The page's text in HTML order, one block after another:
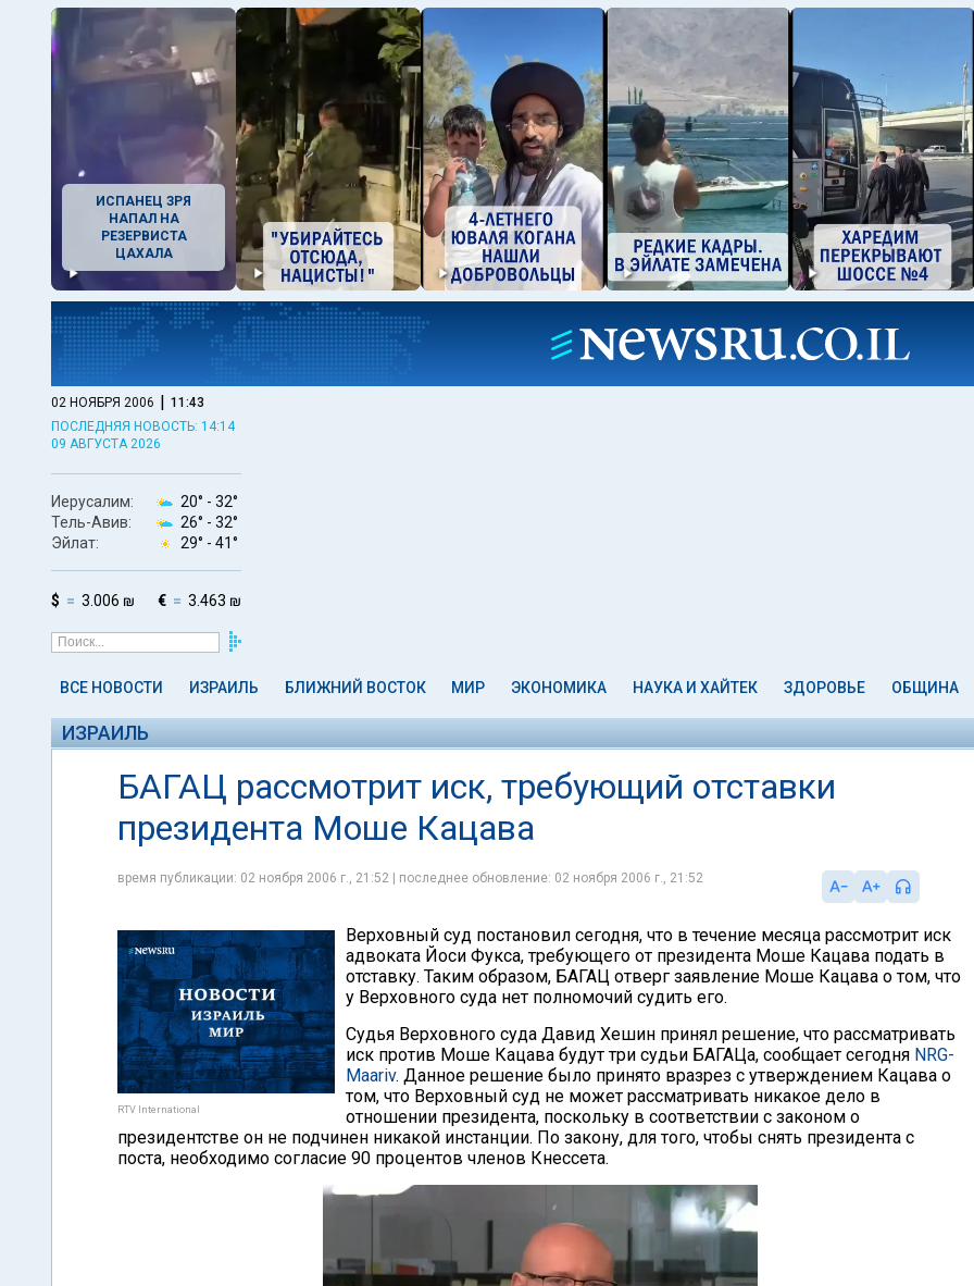
ИСПАНЕЦ ЗРЯ
НАПАЛ НА
РЕЗЕРВИСТА
ЦАХАЛА
02 НОЯБРЯ 2006 | 11:43
ПОСЛЕДНЯЯ НОВОСТЬ: 14:14
09 АВГУСТА 2026
Иерусалим: 20° - 32°
Тель-Авив:
26° - 32°
Эйлат:
29° - 41°
$ 3.006 ₪ € 3.463 ₪
ВСЕ НОВОСТИ ИЗРАИЛЬ БЛИЖНИЙ ВОСТОК МИР ЭКОНОМИКА НАУКА И ХАЙТЕК ЗДОРОВЬЕ ОБЩИНА
ИЗРАИЛЬ
БАГАЦ рассмотрит иск, требующий отставки
президента Моше Кацава
время публикации: 02 ноября 2006 г., 21:52 | последнее обновление: 02 ноября 2006 г., 21:52
RTV International
Верховный суд постановил сегодня, что в течение месяца рассмотрит иск
адвоката Йоси Фукса, требующего от президента Моше Кацава подать в
отставку. Таким образом, БАГАЦ отверг заявление Моше Кацава о том, что
у Верховного суда нет полномочий судить его.
Судья Верховного суда Давид Хешин принял решение, что рассматривать
иск против Моше Кацава будут три судьи БАГАЦа, сообщает сегодня NRG-
Maariv. Данное решение было принято вразрез с утверждением Кацава о
том, что Верховный суд не может рассматривать никакое дело в
отношении президента, поскольку в соответствии с законом о
президентстве он не подчинен никакой инстанции. По закону, для того, чтобы снять президента с
поста, необходимо согласие 90 процентов членов Кнессета.